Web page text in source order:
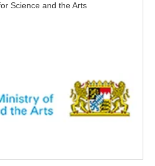
Science and the Arts